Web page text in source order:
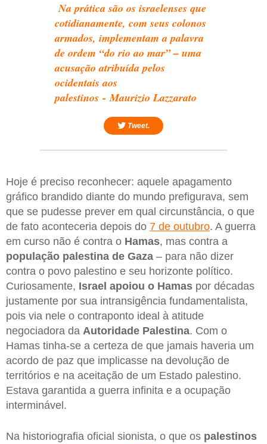
Na prática são os israelenses que
cotidianamente, com seus colonos
armados, implementam a palavra
de ordem “do rio ao mar” – uma
acusação atribuída pelos
ocidentais aos
palestinos - Maurizio Lazzarato
Tweet.
Hoje é preciso reconhecer: aquele apagamento
gráfico brandido diante do mundo prefigurava, sem
que se pudesse prever em qual circunstância, o que
de fato aconteceria depois do 7 de outubro. A guerra
em curso não é contra o Hamas, mas contra a
população palestina de Gaza – para não dizer
contra o povo palestino e seu horizonte político.
Curiosamente, Israel apoiou o Hamas por décadas
justamente por sua intransigência fundamentalista,
pois via nele o contraponto ideal à atitude
negociadora da Autoridade Palestina. Com o
Hamas tinha-se a certeza de que jamais haveria um
acordo de paz que implicasse na devolução de
territórios e na aceitação de um Estado palestino.
Estava garantida a guerra infinita e a ocupação
interminável.
Na historiografia oficial sionista, o que os palestinos